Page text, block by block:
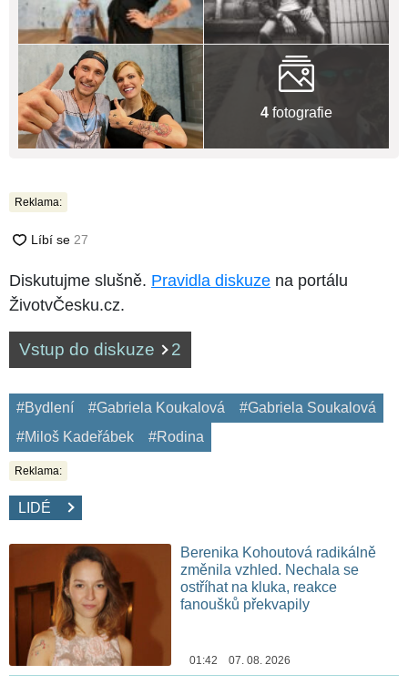
4 fotografie
Reklama:
Diskutujme slušně. Pravidla diskuze na portálu
ŽivotvČesku.cz.
Vstup do diskuze 2
#Bydlení #Gabriela Koukalová
#Gabriela Soukalová
#Miloš Kadeřábek
#Rodina
Reklama:
LIDÉ
Berenika Kohoutová radikálně
změnila vzhled. Nechala se
ostříhat na kluka, reakce
fanoušků překvapily
01:42 07. 08. 2026